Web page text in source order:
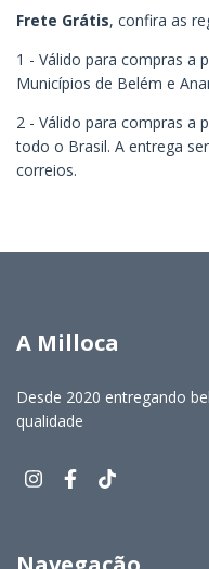
Frete Grátis, confira as
1 - Válido para compras a
Municípios de Belém e
2 - Válido para compras a
todo o Brasil. A entrega
correios.
A Milloca
Desde 2020 entregando
qualidade